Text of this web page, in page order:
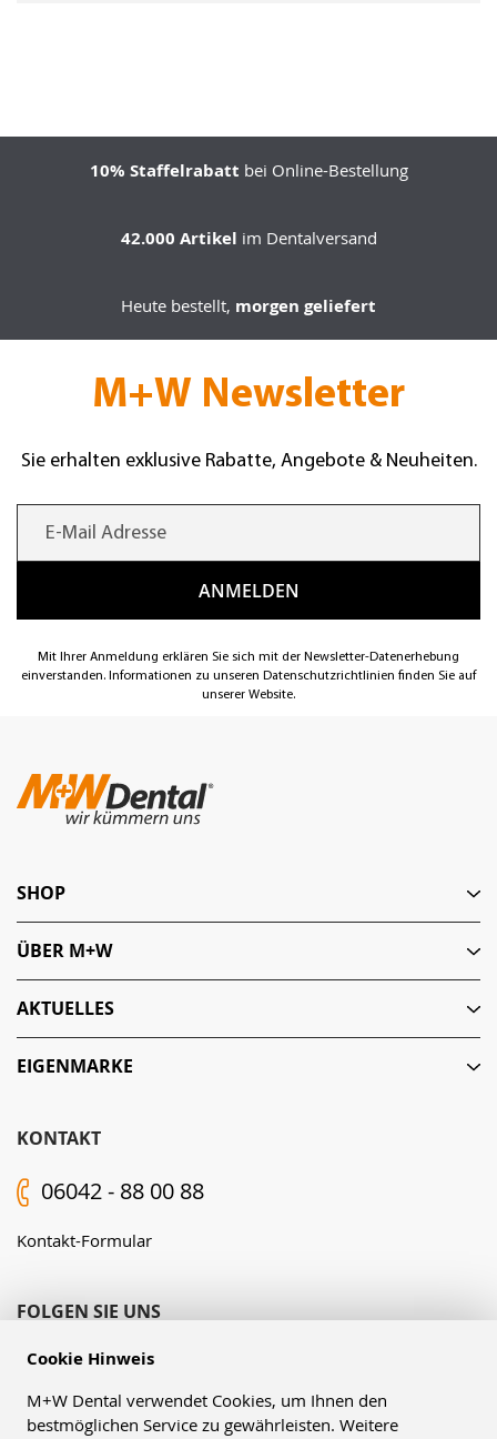
Cookie Hinweis
M+W Dental verwendet Cookies, um Ihnen den
bestmöglichen Service zu gewährleisten. Weitere
10% Staffelrabatt bei Online-Bestellung
42.000 Artikel im Dentalversand
Heute bestellt, morgen geliefert
M+W Newsletter
Sie erhalten exklusive Rabatte, Angebote & Neuheiten.
Mit Ihrer Anmeldung erklären Sie sich mit der Newsletter-Datenerhebung
einverstanden. Informationen zu unseren Datenschutzrichtlinien finden Sie auf
unserer Website.
KONTAKT
06042 - 88 00 88
Kontakt-Formular
FOLGEN SIE UNS
SHOP
ÜBER M+W
AKTUELLES
EIGENMARKE